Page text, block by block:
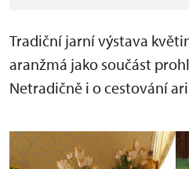
Tradiční jarní výstava
aranžmá jako součást
Netradičně i o cestování